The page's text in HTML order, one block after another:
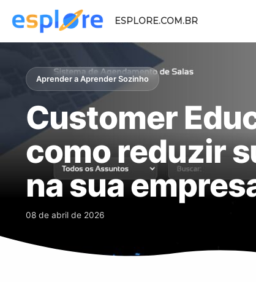
ESPLORE.COM.BR
Aprender a Aprender Sozinho
Customer
como reduzir
na sua
08 de abril de 2026